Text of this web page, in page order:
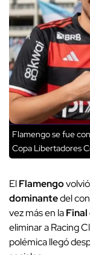
Flamengo se fue
Copa Libertadores
ElFlamengo
dominantedel
vez más en la
eliminar a Racing
polémica llegó